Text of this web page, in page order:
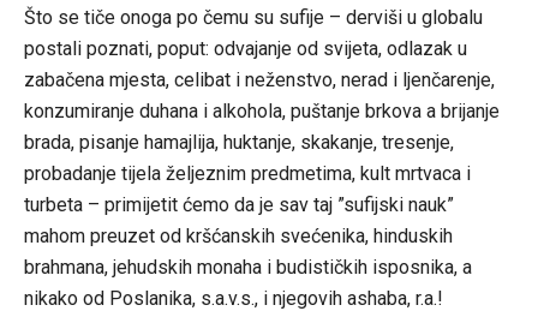
Što se tiče onoga po čemu su sufije – derviši u globalu
postali poznati, poput: odvajanje od svijeta, odlazak u
zabačena mjesta, celibat i neženstvo, nerad i ljenčarenje,
konzumiranje duhana i alkohola, puštanje brkova a brijanje
brada, pisanje hamajlija, huktanje, skakanje, tresenje,
probadanje tijela željeznim predmetima, kult mrtvaca i
turbeta – primijetit ćemo da je sav taj ”sufijski nauk”
mahom preuzet od kršćanskih svećenika, hinduskih
brahmana, jehudskih monaha i budističkih isposnika, a
nikako od Poslanika, s.a.v.s., i njegovih ashaba, r.a.!